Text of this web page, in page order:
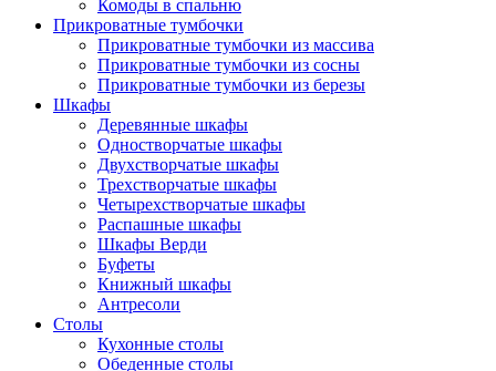
Комоды в спальню
Прикроватные тумбочки
Прикроватные тумбочки из массива
Прикроватные тумбочки из сосны
Прикроватные тумбочки из березы
Шкафы
Деревянные шкафы
Одностворчатые шкафы
Двухстворчатые шкафы
Трехстворчатые шкафы
Четырехстворчатые шкафы
Распашные шкафы
Шкафы Верди
Буфеты
Книжный шкафы
Антресоли
Столы
Кухонные столы
Обеденные столы